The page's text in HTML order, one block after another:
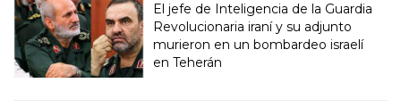
El jefe de Inteligencia de la Guardia
Revolucionaria iraní y su adjunto
murieron en un bombardeo israelí
en Teherán